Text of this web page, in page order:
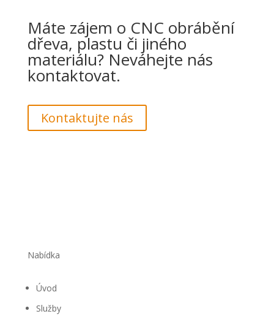
Máte zájem o CNC obrábění
dřeva, plastu či jiného
materiálu? Neváhejte nás
kontaktovat.
Kontaktujte nás
Nabídka
Úvod
Služby